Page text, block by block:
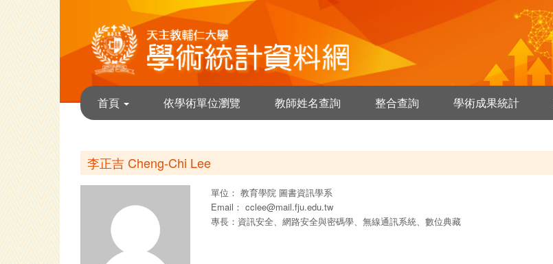
首頁 依學術單位瀏覽 教師姓名查詢 整合查詢 學術成果統計
李正吉 Cheng-Chi Lee
單位： 教育學院 圖書資訊學系
Email： cclee@mail.fju.edu.tw
專長：資訊安全、網路安全與密碼學、無線通訊系統、數位典藏